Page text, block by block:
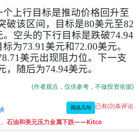
上行目标是推动价格回升至
破该区间，目标是80美元至82
。空头的下行目标是跌破74.94
标为73.91 美元和72.00美元。
美元出现阻力位。下一支
，随后为74.94美元。
(作者观点，仅供参考，不做投资依据)
我说几句 已有(0)条评论
、石油和美元压力金属下跌——Kitco